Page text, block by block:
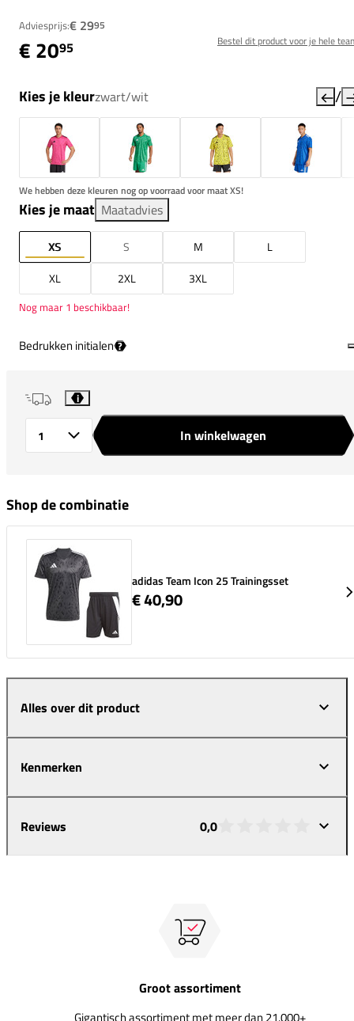
Adviesprijs:€ 2995
€ 2095 Bestel dit product voor je hele
Kies je kleurzwart/wit /
We hebben deze kleuren nog op voorraad voor maat XS!
Kies je maat Maatadvies
XS S M
L
XL
2XL 3XL
Nog maar 1 beschikbaar!
Bedrukken initialen ?
i
In winkelwagen
Shop de combinatie
adidas Team Icon 25 Trainingsset
€ 40,90
Alles over dit product
Kenmerken
Reviews 0,0
Groot assortiment
Gigantisch assortiment met meer dan 21.000+